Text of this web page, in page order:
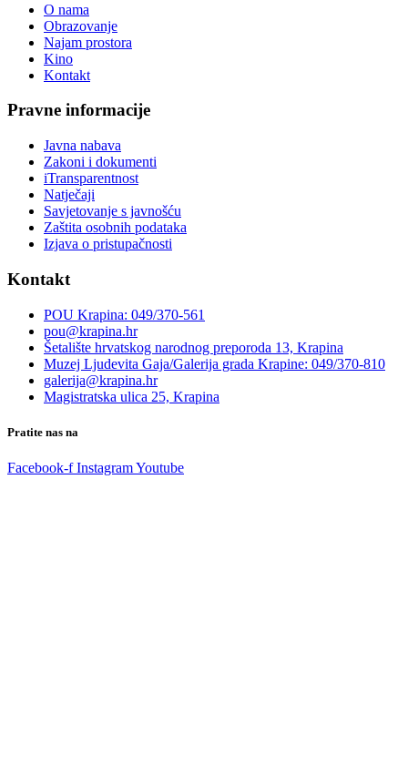
O nama
Obrazovanje
Najam prostora
Kino
Kontakt
Pravne informacije
Javna nabava
Zakoni i dokumenti
iTransparentnost
Natječaji
Savjetovanje s javnošću
Zaštita osobnih podataka
Izjava o pristupačnosti
Kontakt
POU Krapina: 049/370-561
pou@krapina.hr
Šetalište hrvatskog narodnog preporoda 13, Krapina
Muzej Ljudevita Gaja/Galerija grada Krapine: 049/370-810
galerija@krapina.hr
Magistratska ulica 25, Krapina
Pratite nas na
Facebook-f InstagramYoutube